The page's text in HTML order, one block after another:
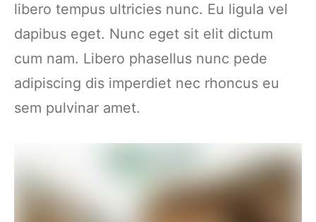
libero tempus ultricies nunc. Eu ligula vel
dapibus eget. Nunc eget sit elit dictum
cum nam. Libero phasellus nunc pede
adipiscing dis imperdiet nec rhoncus eu
sem pulvinar amet.